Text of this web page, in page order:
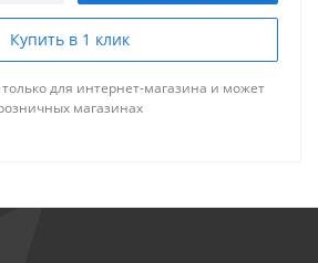
Купить в 1 клик
для интернет-магазина и может
магазинах